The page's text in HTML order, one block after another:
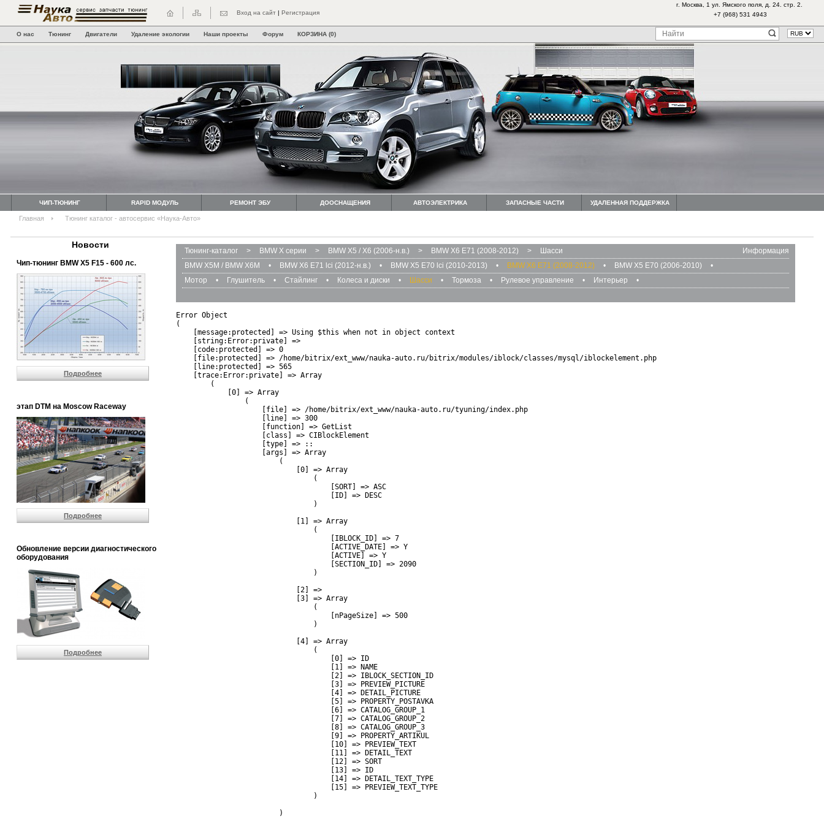
Вход на сайт | Регистрация
г. Москва, 1 ул. Ямского поля, д. 24. стр. 2.
+7 (968) 531 4943
О нас Тюнинг Двигатели Удаление экологии Наши проекты Форум КОРЗИНА (0)
ЧИП-ТЮНИНГ RAPID МОДУЛЬ РЕМОНТ ЭБУ ДООСНАЩЕНИЯ АВТОЭЛЕКТРИКА ЗАПАСНЫЕ ЧАСТИ УДАЛЕННАЯ ПОДДЕРЖКА
Главная Тюнинг каталог - автосервис «Наука-Авто»
Новости
Чип-тюнинг BMW Х5 F15 - 600 лс.
Подробнее
этап DTM на Moscow Raceway
Подробнее
Обновление версии диагностического
оборудования
Подробнее
Информация
Тюнинг-каталог > BMW X серии > BMW X5 / X6 (2006-н.в.) > BMW X6 E71 (2008-2012) >
Шасси
BMW X5M / BMW X6M
• BMW X6 E71 lci (2012-н.в.) • BMW X5 E70 lci (2010-2013) • BMW X6 E71 (2008-2012) • BMW X5 E70 (2006-2010)
•
Мотор
• Глушитель • Стайлинг • Колеса и диски • Шасси • Тормоза • Рулевое управление • Интерьер •
Error Object
(
    [message:protected] => Using $this when not in object context
    [string:Error:private] =>
    [code:protected] => 0
    [file:protected] => /home/bitrix/ext_www/nauka-auto.ru/bitrix/modules/iblock/classes/mysql/iblockelement.php
    [line:protected] => 565
    [trace:Error:private] => Array
        (
            [0] => Array
                (
                    [file] => /home/bitrix/ext_www/nauka-auto.ru/tyuning/index.php
                    [line] => 300
                    [function] => GetList
                    [class] => CIBlockElement
                    [type] => ::
                    [args] => Array
                        (
                            [0] => Array
                                (
                                    [SORT] => ASC
                                    [ID] => DESC
                                )
                            [1] => Array
                                (
                                    [IBLOCK_ID] => 7
                                    [ACTIVE_DATE] => Y
                                    [ACTIVE] => Y
                                    [SECTION_ID] => 2090
                                )
                            [2] =>
                            [3] => Array
                                (
                                    [nPageSize] => 500
                                )
                            [4] => Array
                                (
                                    [0] => ID
                                    [1] => NAME
                                    [2] => IBLOCK_SECTION_ID
                                    [3] => PREVIEW_PICTURE
                                    [4] => DETAIL_PICTURE
                                    [5] => PROPERTY_POSTAVKA
                                    [6] => CATALOG_GROUP_1
                                    [7] => CATALOG_GROUP_2
                                    [8] => CATALOG_GROUP_3
                                    [9] => PROPERTY_ARTIKUL
                                    [10] => PREVIEW_TEXT
                                    [11] => DETAIL_TEXT
                                    [12] => SORT
                                    [13] => ID
                                    [14] => DETAIL_TEXT_TYPE
                                    [15] => PREVIEW_TEXT_TYPE
                                )
                        )